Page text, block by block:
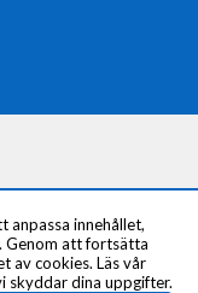
anpassa innehållet,
Genom att fortsätta
av cookies. Läs vår
skyddar dina uppgifter.